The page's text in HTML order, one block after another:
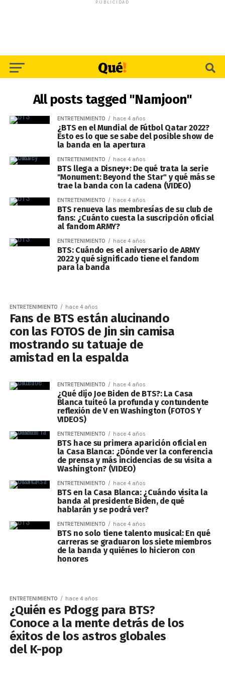
PUBLICIDAD
All posts tagged "Namjoon"
ENTRETENIMIENTO hace 4 años
¿BTS en el Mundial de Fútbol Qatar 2022?
Esto es lo que se sabe del posible show de
la banda en la apertura
ENTRETENIMIENTO hace 4 años
BTS llega a Disney+: De qué trata la serie
"Monument: Beyond the Star" y qué más se
trae la banda con la cadena (VIDEO)
ENTRETENIMIENTO hace 4 años
BTS renueva las membresías de su club de
fans: ¿Cuánto cuesta la suscripción oficial
al fandom ARMY?
ENTRETENIMIENTO hace 4 años
BTS: Cuándo es el aniversario de ARMY
2022 y qué significado tiene el fandom
para la banda
ENTRETENIMIENTO hace 4 años
Fans de BTS están alucinando
con las FOTOS de Jin sin camisa
mostrando su tatuaje de
amistad en la espalda
ENTRETENIMIENTO hace 4 años
¿Qué dijo Joe Biden de BTS?: La Casa
Blanca tuiteó la profunda y contundente
reflexión de V en Washington (FOTOS Y
VIDEOS)
ENTRETENIMIENTO hace 4 años
BTS hace su primera aparición oficial en
la Casa Blanca: ¿Dónde ver la conferencia
de prensa y más incidencias de su visita a
Washington? (VIDEO)
ENTRETENIMIENTO hace 4 años
BTS en la Casa Blanca: ¿Cuándo visita la
banda al presidente Biden, de qué
hablarán y se podrá ver?
ENTRETENIMIENTO hace 4 años
BTS no solo tiene talento musical: En qué
carreras se graduaron los siete miembros
de la banda y quiénes lo hicieron con
honores
ENTRETENIMIENTO hace 4 años
¿Quién es Pdogg para BTS?
Conoce a la mente detrás de los
éxitos de los astros globales
del K-pop